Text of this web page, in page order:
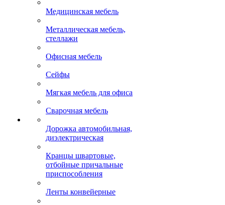
Медицинская мебель
Металлическая мебель,
стеллажи
Офисная мебель
Сейфы
Мягкая мебель для офиса
Сварочная мебель
Дорожка автомобильная,
диэлектрическая
Кранцы швартовые,
отбойные причальные
приспособления
Ленты конвейерные